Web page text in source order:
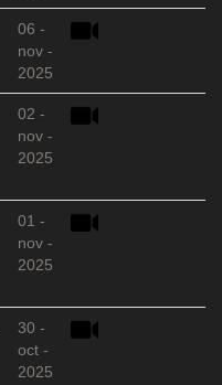
06 -
nov -
2025
02 -
nov -
2025
01 -
nov -
2025
30 -
oct -
2025